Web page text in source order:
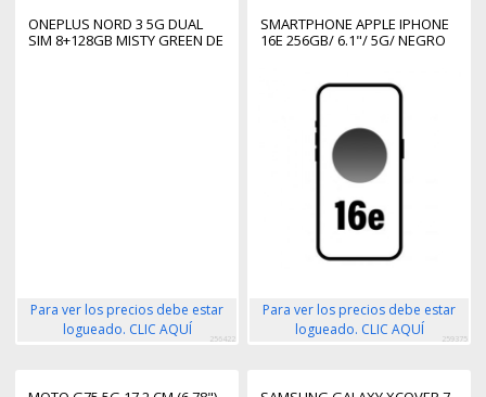
ONEPLUS NORD 3 5G DUAL
SIM 8+128GB MISTY GREEN DE
Para ver los precios debe estar
logueado. CLIC AQUÍ
256422
SMARTPHONE APPLE IPHONE
16E 256GB/ 6.1"/ 5G/ NEGRO
Para ver los precios debe estar
logueado. CLIC AQUÍ
259375